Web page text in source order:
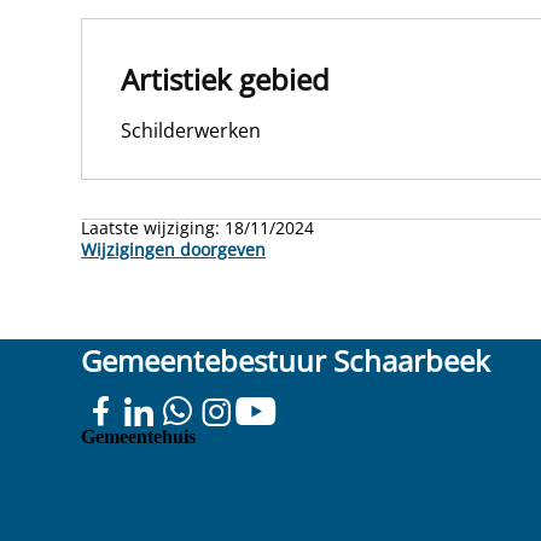
Artistiek gebied
Schilderwerken
Laatste wijziging: 18/11/2024
Wijzigingen doorgeven
Gemeentebestuur Schaarbeek
Gemeentehuis